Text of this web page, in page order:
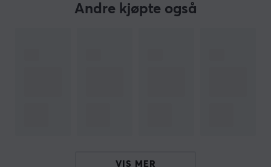
OM VAREMERKET
produkter i verden med minst ett produkt i hvert
Andre kjøpte også
VIS MER